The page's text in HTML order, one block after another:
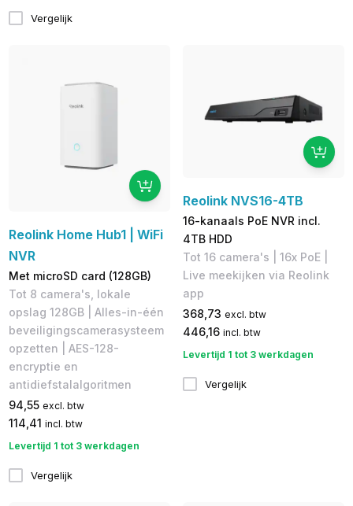
Vergelijk
Reolink Home Hub1 | WiFi
NVR
Met microSD card (128GB)
Tot 8 camera's, lokale
opslag 128GB | Alles-in-één
beveiligingscamerasysteem
opzetten | AES-128-
encryptie en
antidiefstalalgoritmen
94,55 excl. btw
114,41 incl. btw
Levertijd 1 tot 3 werkdagen
Vergelijk
Reolink NVS16-4TB
16-kanaals PoE NVR incl.
4TB HDD
Tot 16 camera's | 16x PoE |
Live meekijken via Reolink
app
368,73 excl. btw
446,16 incl. btw
Levertijd 1 tot 3 werkdagen
Vergelijk